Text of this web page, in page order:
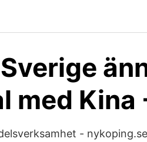
med Kina
- nykoping.se